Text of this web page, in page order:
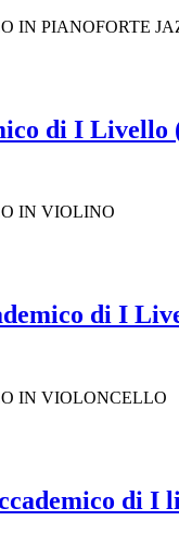
IN PIANOFORTE
di I Livello
IN VIOLINO
di I
IN VIOLONCELLO
di I